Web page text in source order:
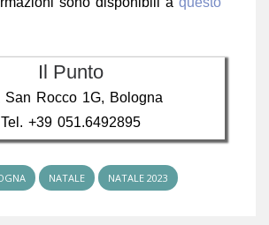
Il Punto
San Rocco 1G, Bologna
Tel. +39 051.6492895
NATALE NATALE 2023